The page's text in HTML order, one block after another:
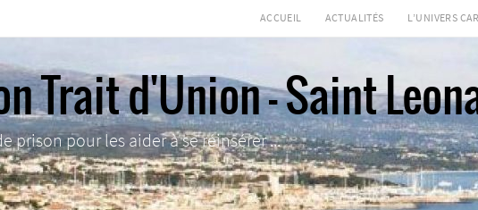
ACCUEIL ACTUALITÉS L’UNIVERS
Trait d'Union - Saint
prison pour les aider à se réinsérer ...